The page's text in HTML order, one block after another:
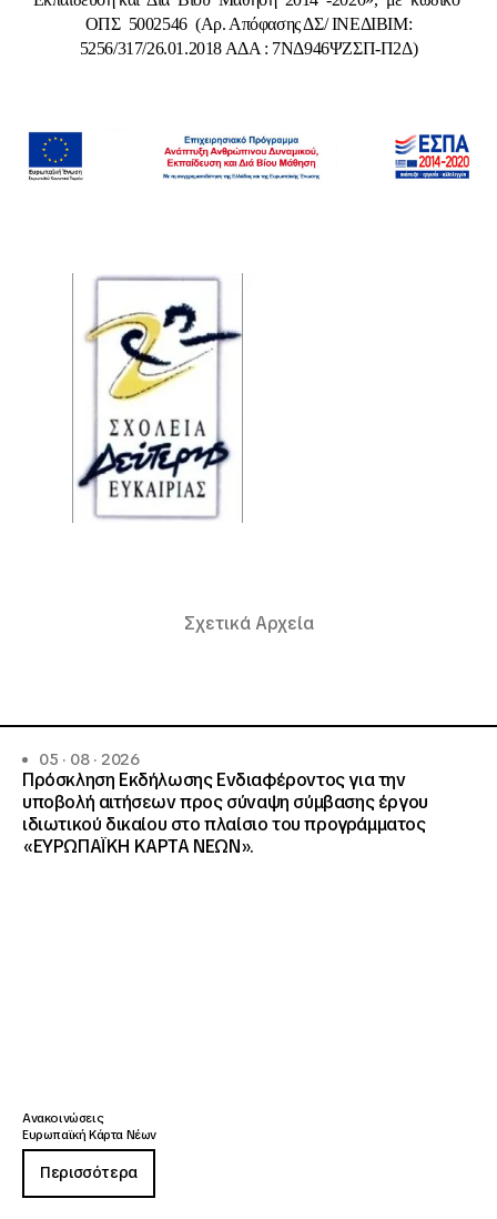
ΟΠΣ 5002546(Αρ. Απόφασης ΔΣ/ ΙΝΕΔΙΒΙΜ:
5256/317/26.01.2018 ΑΔΑ : 7ΝΔ946ΨΖΣΠ-Π2Δ)
Σχετικά Αρχεία
05 · 08 · 2026
Πρόσκληση Εκδήλωσης Ενδιαφέροντος για την
υποβολή αιτήσεων προς σύναψη σύμβασης έργου
ιδιωτικού δικαίου στο πλαίσιο του προγράμματος
«ΕΥΡΩΠΑΪΚΗ ΚΑΡΤΑ ΝΕΩΝ».
Ανακοινώσεις
Ευρωπαϊκή Κάρτα Νέων
Περισσότερα